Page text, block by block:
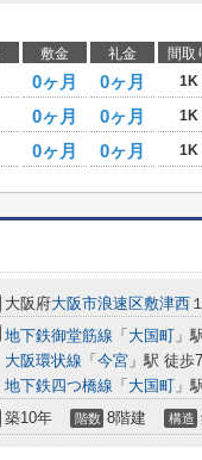
敷金 礼金 間取
0ヶ月 0ヶ月 1K
0ヶ月 0ヶ月 1K
0ヶ月 0ヶ月 1K
大阪府大阪市浪速区敷津西
地下鉄御堂筋線 「 大国町 」
大阪環状線 「 今宮 」駅 徒歩
地下鉄四つ橋線 「 大国町 」
築10年 階数 8階建 構造